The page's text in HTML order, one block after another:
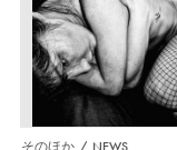
そのほか NEWS